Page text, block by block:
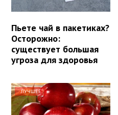
Пьете чай в пакетиках?
Осторожно:
существует большая
угроза для здоровья
ЛУЧШЕЕ